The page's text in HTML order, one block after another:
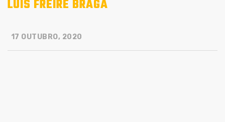
LUIS FREIRE BRAGA
17 OUTUBRO, 2020